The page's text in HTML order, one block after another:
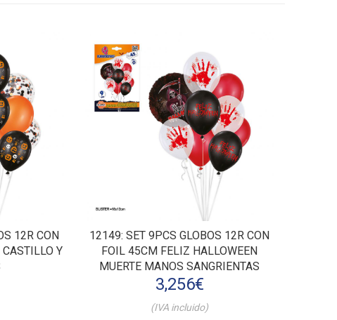
12R CON
Y
12149: SET 9PCS GLOBOS 12R CON
FOIL 45CM FELIZ HALLOWEEN
MUERTE MANOS SANGRIENTAS
3,256€
(IVA incluido)